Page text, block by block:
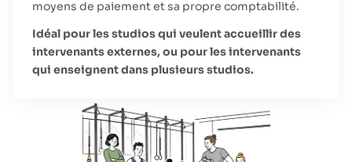
moyens de paiement et sa propre comptabilité.
Idéal pour les studios qui veulent accueillir des
intervenants externes, ou pour les intervenants
qui enseignent dans plusieurs studios.